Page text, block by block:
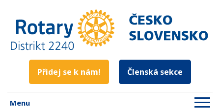
Přidej se k nám! Členská sekce
Menu